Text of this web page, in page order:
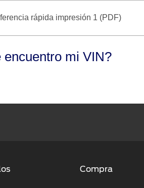
rápida impresión 1 (PDF)
encuentro mi VIN?
Compra